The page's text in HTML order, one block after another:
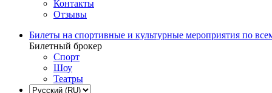
Контакты
Отзывы
Билеты на спортивные и культурные мероприятия по
Билетный брокер
Спорт
Шоу
Театры